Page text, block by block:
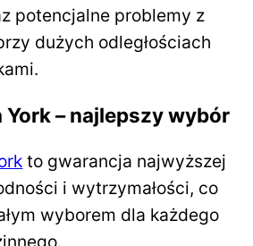
potencjalne problemy z
dużych odległościach
York – najlepszy wybór
to gwarancja najwyższej
i wytrzymałości, co
wyborem dla każdego